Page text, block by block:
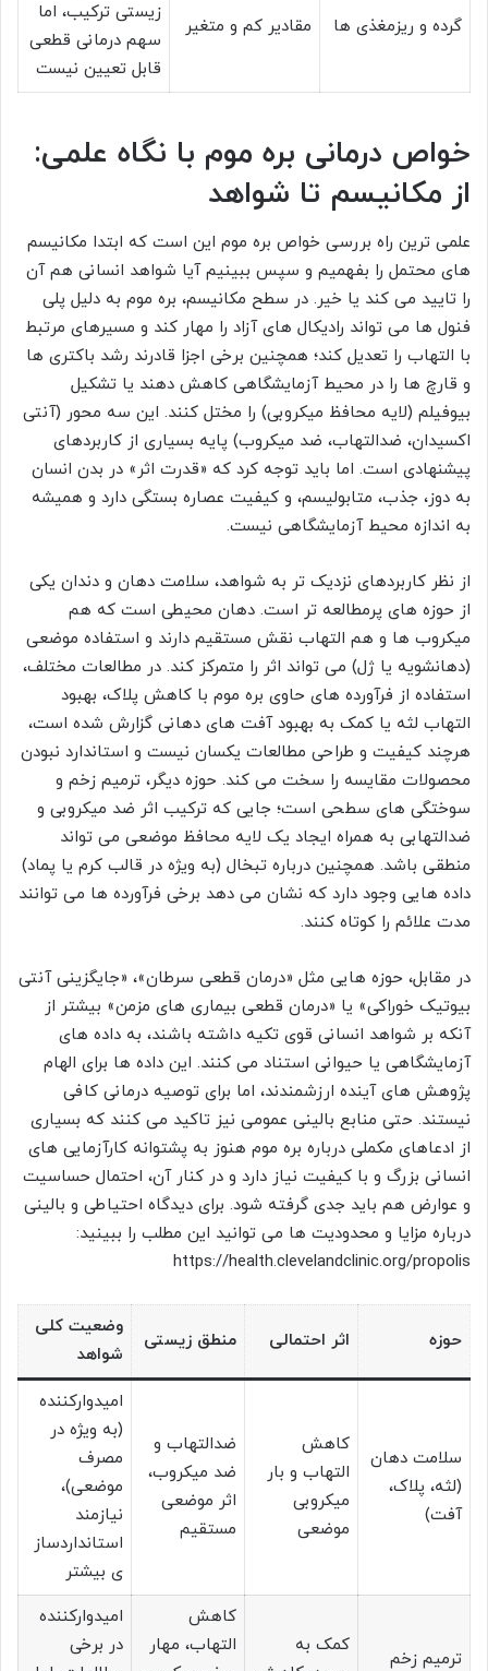
گرده و ریزمغذی ها مقادیر کم و متغیر
زیستی ترکیب، اما
سهم درمانی قطعی
قابل تعیین نیست
خواص درمانی بره موم با نگاه علمی:
از مکانیسم تا شواهد
علمی ترین راه بررسی خواص بره موم این است که ابتدا مکانیسم
های محتمل را بفهمیم و سپس ببینیم آیا شواهد انسانی هم آن
را تایید می کند یا خیر. در سطح مکانیسم، بره موم به دلیل پلی
فنول ها می تواند رادیکال های آزاد را مهار کند و مسیرهای مرتبط
با التهاب را تعدیل کند؛ همچنین برخی اجزا قادرند رشد باکتری ها
و قارچ ها را در محیط آزمایشگاهی کاهش دهند یا تشکیل
بیوفیلم (لایه محافظ میکروبی) را مختل کنند. این سه محور (آنتی
اکسیدان، ضدالتهاب، ضد میکروب) پایه بسیاری از کاربردهای
پیشنهادی است. اما باید توجه کرد که «قدرت اثر» در بدن انسان
به دوز، جذب، متابولیسم، و کیفیت عصاره بستگی دارد و همیشه
به اندازه محیط آزمایشگاهی نیست.
از نظر کاربردهای نزدیک تر به شواهد، سلامت دهان و دندان یکی
از حوزه های پرمطالعه تر است. دهان محیطی است که هم
میکروب ها و هم التهاب نقش مستقیم دارند و استفاده موضعی
(دهانشویه یا ژل) می تواند اثر را متمرکز کند. در مطالعات مختلف،
استفاده از فرآورده های حاوی بره موم با کاهش پلاک، بهبود
التهاب لثه یا کمک به بهبود آفت های دهانی گزارش شده است،
هرچند کیفیت و طراحی مطالعات یکسان نیست و استاندارد نبودن
محصولات مقایسه را سخت می کند. حوزه دیگر، ترمیم زخم و
سوختگی های سطحی است؛ جایی که ترکیب اثر ضد میکروبی و
ضدالتهابی به همراه ایجاد یک لایه محافظ موضعی می تواند
منطقی باشد. همچنین درباره تبخال (به ویژه در قالب کرم یا پماد)
داده هایی وجود دارد که نشان می دهد برخی فرآورده ها می توانند
مدت علائم را کوتاه کنند.
در مقابل، حوزه هایی مثل «درمان قطعی سرطان»، «جایگزینی آنتی
بیوتیک خوراکی» یا «درمان قطعی بیماری های مزمن» بیشتر از
آنکه بر شواهد انسانی قوی تکیه داشته باشند، به داده های
آزمایشگاهی یا حیوانی استناد می کنند. این داده ها برای الهام
پژوهش های آینده ارزشمندند، اما برای توصیه درمانی کافی
نیستند. حتی منابع بالینی عمومی نیز تاکید می کنند که بسیاری
از ادعاهای مکملی درباره بره موم هنوز به پشتوانه کارآزمایی های
انسانی بزرگ و با کیفیت نیاز دارد و در کنار آن، احتمال حساسیت
و عوارض هم باید جدی گرفته شود. برای دیدگاه احتیاطی و بالینی
درباره مزایا و محدودیت ها می توانید این مطلب را ببینید:
https://health.clevelandclinic.org/propolis
حوزه اثر احتمالی منطق زیستی
وضعیت کلی
شواهد
سلامت دهان
(لثه، پلاک،
آفت)
کاهش
التهاب و بار
میکروبی
موضعی
ضدالتهاب و
ضد میکروب،
اثر موضعی
مستقیم
امیدوارکننده
(به ویژه در
مصرف
موضعی)،
نیازمند
استانداردساز
ی بیشتر
ترمیم زخم
کمک به
کاهش
التهاب، مهار
امیدوارکننده
در برخی